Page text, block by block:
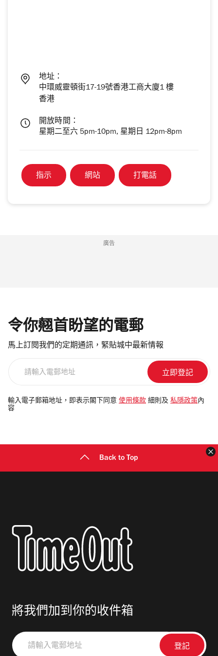
地址：
中環威靈頓街17-19號香港工商大廈1 樓
香港
開放時間：
星期二至六 5pm-10pm, 星期日 12pm-8pm
指示 網站 打電話
廣告
令你翹首盼望的電郵
馬上訂閱我們的定期通訊，緊貼城中最新情報
電
郵
輸入電子郵箱地址，即表示閣下同意 使用條款 細則及 私隱政策 內
容
Back to Top
將我們加到你的收件箱
請
輸